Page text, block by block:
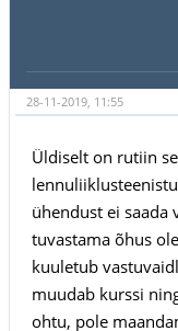
28-11-2019, 11:55
Üldiselt on rutiin
ühendust ei saada
tuvastama õhus
kuuletub
muudab kurssi
ohtu, pole